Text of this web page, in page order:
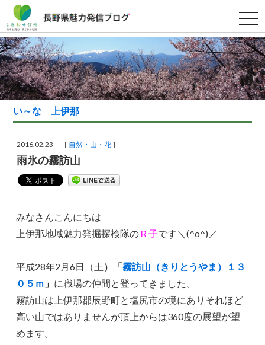
t
o
g
g
l
e
n
a
v
i
t
い～な 上伊那
2016.02.23 ［ 自然・山・花 ］
雨氷の霧訪山
みなさんこんにちは
上伊那地域魅力発掘探検隊の Ｒ子です＼(^o^)／
平成28年2月6日（土 ）「霧訪山（きりとうやま）１３
０５ｍ 」 に職場の仲間と登ってきました。
霧訪山は上伊那郡辰野町と塩尻市の境にありそれほど
高い山ではありませんが頂上からは360度の展望が望
めます。